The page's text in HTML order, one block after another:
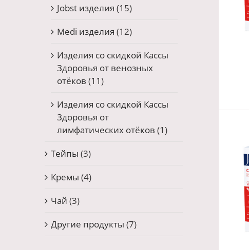
Jobst изделия (15)
Medi изделия (12)
Изделия со скидкой Кассы
Здоровья от венозных
отёков (11)
Изделия со скидкой Кассы
Здоровья от
лимфатических отёков (1)
Тейпы (3)
Кремы (4)
Чай (3)
Другие продукты (7)